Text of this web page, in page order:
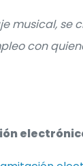
musical, se
con